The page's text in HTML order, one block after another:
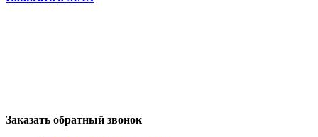
Заказать обратный звонок